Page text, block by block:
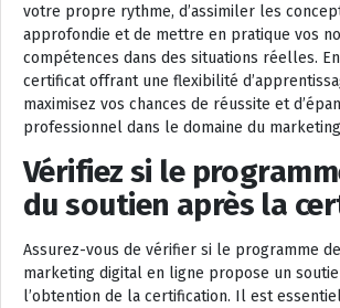
votre propre rythme, d’assimiler les
approfondie et de mettre en pratique vos
compétences dans des situations réelles.
certificat offrant une flexibilité
maximisez vos chances de réussite et
professionnel dans le domaine du
Vérifiez si le
du soutien après la
Assurez-vous de vérifier si le programme
marketing digital en ligne propose un
l’obtention de la certification. Il est